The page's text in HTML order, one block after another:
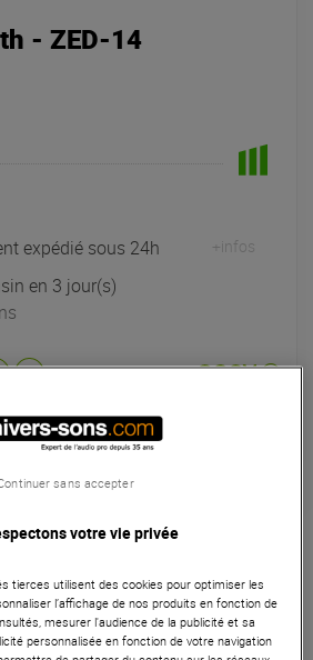
- ZED-14
expédié sous 24h +infos
en 3 jour(s)
12x
Mensualités :
Coût de financement :
TAEG fixe :
à la Garantie Sérénité
est une console Live 12 canaux
votre vie privée
tierces utilisent des cookies pour optimiser les
l’affichage de nos produits en fonction de
mesurer l'audience de la publicité et sa
personnalisée en fonction de votre navigation
sans accepter